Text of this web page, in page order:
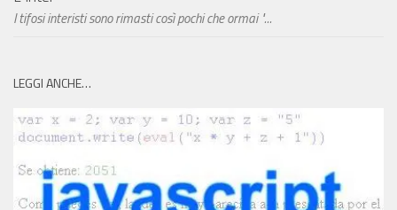
I tifosi interisti sono rimasti così pochi che ormai "...
LEGGI ANCHE…